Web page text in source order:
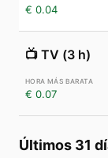
€ 0.04
📺 TV (3 h)
€ 0.07
Últimos 31